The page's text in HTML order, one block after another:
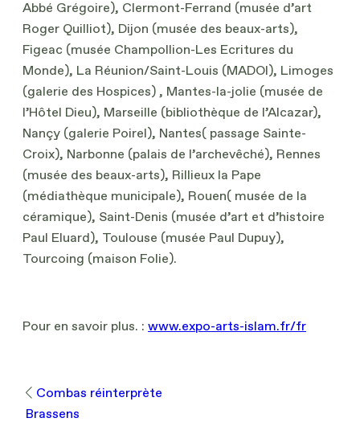
Abbé Grégoire), Clermont-Ferrand (musée d’art
Roger Quilliot), Dijon (musée des beaux-arts),
Figeac (musée Champollion-Les Ecritures du
Monde), La Réunion/Saint-Louis (MADOI), Limoges
(galerie des Hospices) , Mantes-la-jolie (musée de
l’Hôtel Dieu), Marseille (bibliothèque de l’Alcazar),
Nançy (galerie Poirel), Nantes( passage Sainte-
Croix), Narbonne (palais de l’archevêché), Rennes
(musée des beaux-arts), Rillieux la Pape
(médiathèque municipale), Rouen( musée de la
céramique), Saint-Denis (musée d’art et d’histoire
Paul Eluard), Toulouse (musée Paul Dupuy),
Tourcoing (maison Folie).
Pour en savoir plus. : www.expo-arts-islam.fr/fr
Combas réinterprète
Brassens